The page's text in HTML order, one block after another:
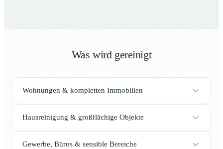
Was wird gereinigt
Wohnungen & kompletten Immobilien
Hausreinigung & großflächige Objekte
Gewerbe, Büros & sensible Bereiche